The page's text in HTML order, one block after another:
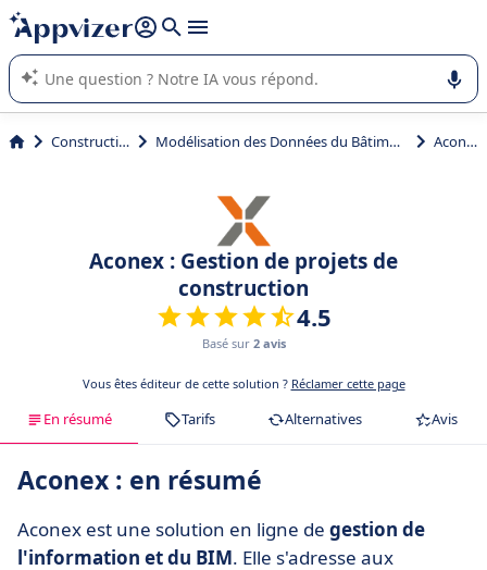
répondre (plusieurs lignes avec
L'IA de Appvizer vous guide dans l'utilisation ou la sélection de
logiciel SaaS en entreprise.
Construction Modélisation des Données du Bâtiment (BIM) Aconex
Aconex : Gestion de projets de
construction
4.5
Basé sur 2 avis
Vous êtes éditeur de cette solution ? Réclamer cette page
En résumé Tarifs Alternatives Avis
Aconex : en résumé
Aconex est une solution en ligne de gestion de
l'information et du BIM. Elle s'adresse aux